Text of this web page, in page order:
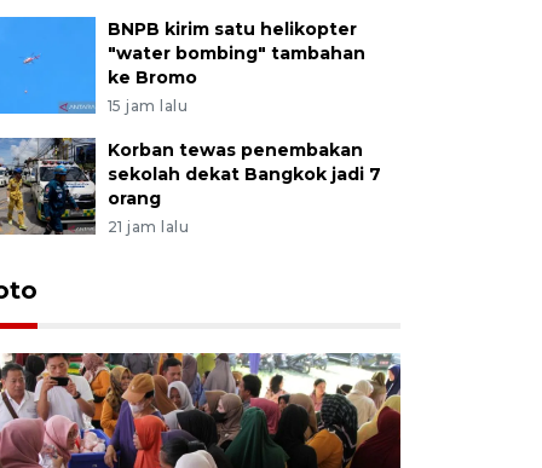
BNPB kirim satu helikopter
"water bombing" tambahan
ke Bromo
15 jam lalu
Korban tewas penembakan
sekolah dekat Bangkok jadi 7
orang
21 jam lalu